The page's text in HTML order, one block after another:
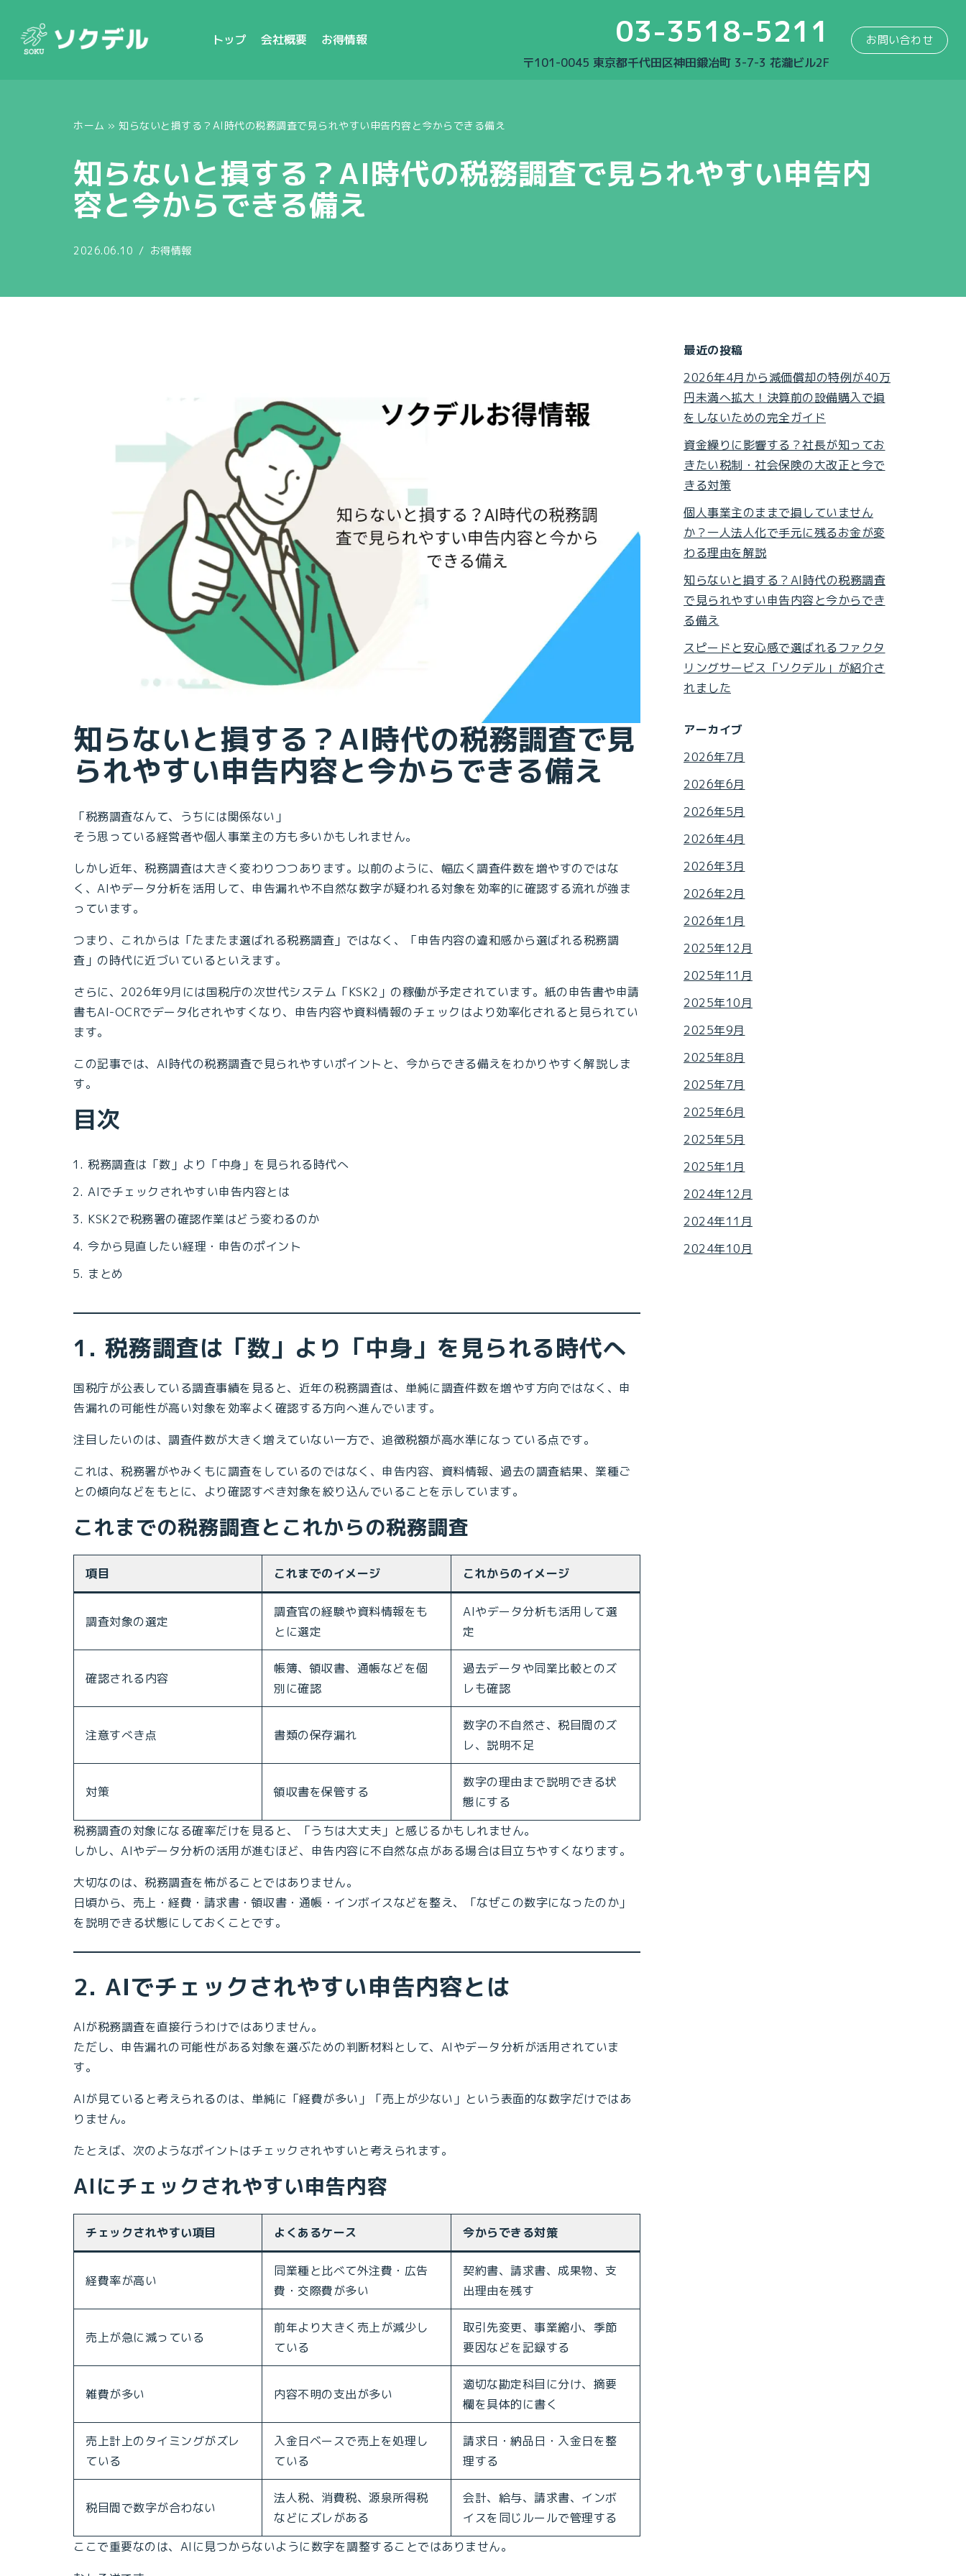
コ
トップ 会社概要 お得情報 03-3518-5211
〒101-0045 東京都千代田区神田鍛冶町 3-7-3 花瀧ビル2F
お問い合わせ
ホーム » 知らないと損する？AI時代の税務調査で見られやすい申告内容と今からできる備え
知らないと損する？AI時代の税務調査で見られやすい申告内
容と今からできる備え
2026.06.10 お得情報
知らないと損する？AI時代の税務調査で見
られやすい申告内容と今からできる備え
「税務調査なんて、うちには関係ない」
そう思っている経営者や個人事業主の方も多いかもしれません。
しかし近年、税務調査は大きく変わりつつあります。以前のように、幅広く調査件数を増やすのではな
く、AIやデータ分析を活用して、申告漏れや不自然な数字が疑われる対象を効率的に確認する流れが強ま
っています。
つまり、これからは「たまたま選ばれる税務調査」ではなく、「申告内容の違和感から選ばれる税務調
査」の時代に近づいているといえます。
さらに、2026年9月には国税庁の次世代システム「KSK2」の稼働が予定されています。紙の申告書や申請
書もAI-OCRでデータ化されやすくなり、申告内容や資料情報のチェックはより効率化されると見られてい
ます。
この記事では、AI時代の税務調査で見られやすいポイントと、今からできる備えをわかりやすく解説しま
す。
目次
税務調査は「数」より「中身」を見られる時代へ
AIでチェックされやすい申告内容とは
KSK2で税務署の確認作業はどう変わるのか
今から見直したい経理・申告のポイント
まとめ
1. 税務調査は「数」より「中身」を見られる時代へ
国税庁が公表している調査事績を見ると、近年の税務調査は、単純に調査件数を増やす方向ではなく、申
告漏れの可能性が高い対象を効率よく確認する方向へ進んでいます。
注目したいのは、調査件数が大きく増えていない一方で、追徴税額が高水準になっている点です。
これは、税務署がやみくもに調査をしているのではなく、申告内容、資料情報、過去の調査結果、業種ご
との傾向などをもとに、より確認すべき対象を絞り込んでいることを示しています。
これまでの税務調査とこれからの税務調査
項目 これまでのイメージ これからのイメージ
調査対象の選定
調査官の経験や資料情報をも
とに選定
AIやデータ分析も活用して選
定
確認される内容
帳簿、領収書、通帳などを個
別に確認
過去データや同業比較とのズ
レも確認
注意すべき点 書類の保存漏れ
数字の不自然さ、税目間のズ
レ、説明不足
対策 領収書を保管する
数字の理由まで説明できる状
態にする
税務調査の対象になる確率だけを見ると、「うちは大丈夫」と感じるかもしれません。
しかし、AIやデータ分析の活用が進むほど、申告内容に不自然な点がある場合は目立ちやすくなります。
大切なのは、税務調査を怖がることではありません。
日頃から、売上・経費・請求書・領収書・通帳・インボイスなどを整え、「なぜこの数字になったのか」
を説明できる状態にしておくことです。
2. AIでチェックされやすい申告内容とは
AIが税務調査を直接行うわけではありません。
ただし、申告漏れの可能性がある対象を選ぶための判断材料として、AIやデータ分析が活用されていま
す。
AIが見ていると考えられるのは、単純に「経費が多い」「売上が少ない」という表面的な数字だけではあ
りません。
たとえば、次のようなポイントはチェックされやすいと考えられます。
AIにチェックされやすい申告内容
チェックされやすい項目 よくあるケース 今からできる対策
経費率が高い
同業種と比べて外注費・広告
費・交際費が多い
契約書、請求書、成果物、支
出理由を残す
売上が急に減っている
前年より大きく売上が減少し
ている
取引先変更、事業縮小、季節
要因などを記録する
雑費が多い 内容不明の支出が多い
適切な勘定科目に分け、摘要
欄を具体的に書く
売上計上のタイミングがズレ
ている
入金日ベースで売上を処理し
ている
請求日・納品日・入金日を整
理する
税目間で数字が合わない
法人税、消費税、源泉所得税
などにズレがある
会計、給与、請求書、インボ
イスを同じルールで管理する
ここで重要なのは、AIに見つからないように数字を調整することではありません。
最近の投稿
2026年4月から減価償却の特例が40万
円未満へ拡大！決算前の設備購入で損
をしないための完全ガイド
資金繰りに影響する？社長が知ってお
きたい税制・社会保険の大改正と今で
きる対策
個人事業主のままで損していません
か？一人法人化で手元に残るお金が変
わる理由を解説
知らないと損する？AI時代の税務調査
で見られやすい申告内容と今からでき
る備え
スピードと安心感で選ばれるファクタ
リングサービス「ソクデル」が紹介さ
れました
アーカイブ
2026年7月
2026年6月
2026年5月
2026年4月
2026年3月
2026年2月
2026年1月
2025年12月
2025年11月
2025年10月
2025年9月
2025年8月
2025年7月
2025年6月
2025年5月
2025年1月
2024年12月
2024年11月
2024年10月